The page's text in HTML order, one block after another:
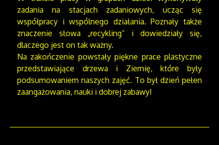
zadania na stacjach zadaniowych, ucząc się
współpracy i wspólnego działania. Poznały także
znaczenie słowa „recykling” i dowiedziały się,
dlaczego jest on tak ważny.
Na zakończenie powstały piękne prace plastyczne
przedstawiające drzewa i Ziemię, które były
podsumowaniem naszych zajęć. To był dzień pełen
zaangażowania, nauki i dobrej zabawy!